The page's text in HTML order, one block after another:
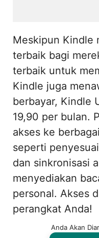
Meskipun Kindle
terbaik bagi
terbaik untuk
Kindle juga
berbayar, Kindle
19,90 per bulan.
akses ke
seperti
dan sinkronisasi
menyediakan
personal. Akses
perangkat Anda!
Anda Akan